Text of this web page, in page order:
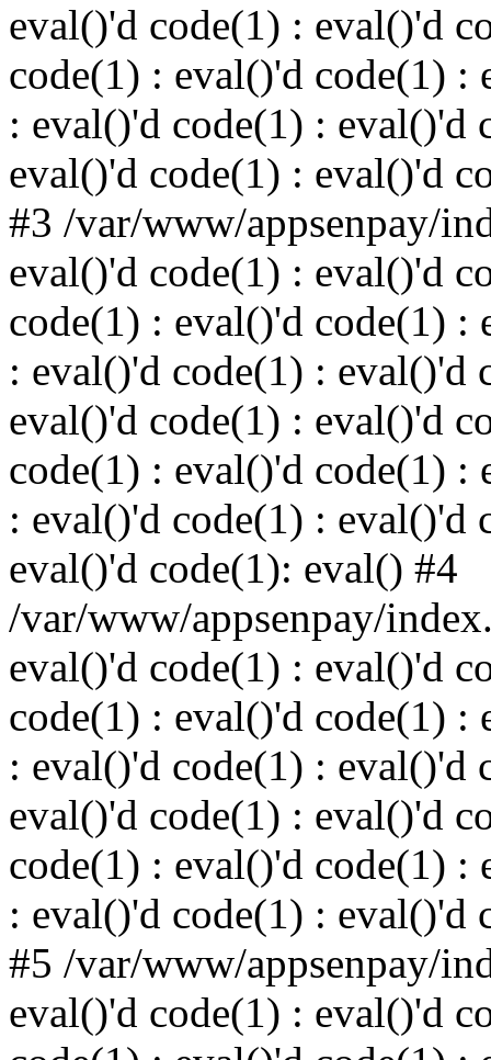
eval()'d code(1) : eval()'d
code(1) : eval()'d code(1) :
: eval()'d code(1) : eval()'d
eval()'d code(1) : eval()'d
#3 /var/www/appsenpay/
eval()'d code(1) : eval()'d
code(1) : eval()'d code(1) :
: eval()'d code(1) : eval()'d
eval()'d code(1) : eval()'d
code(1) : eval()'d code(1) :
: eval()'d code(1) : eval()'d
eval()'d code(1): eval() #4
/var/www/appsenpay/
eval()'d code(1) : eval()'d
code(1) : eval()'d code(1) :
: eval()'d code(1) : eval()'d
eval()'d code(1) : eval()'d
code(1) : eval()'d code(1) :
: eval()'d code(1) : eval()'d
#5 /var/www/appsenpay/
eval()'d code(1) : eval()'d